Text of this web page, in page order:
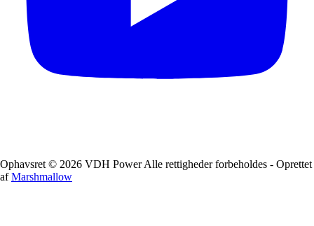
Ophavsret © 2026 VDH Power Alle rettigheder forbeholdes - Oprettet
afMarshmallow